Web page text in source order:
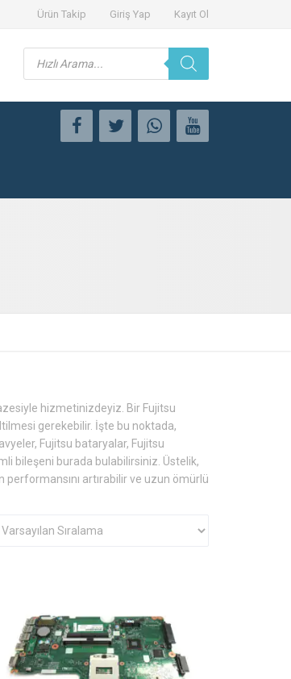
Ürün Takip Giriş Yap Kayıt Ol
Products
search
hizmetinizdeyiz. Bir Fujitsu
gerekebilir. İşte bu noktada,
Fujitsu bataryalar, Fujitsu
bileşeni burada bulabilirsiniz. Üstelik,
performansını artırabilir ve uzun ömürlü